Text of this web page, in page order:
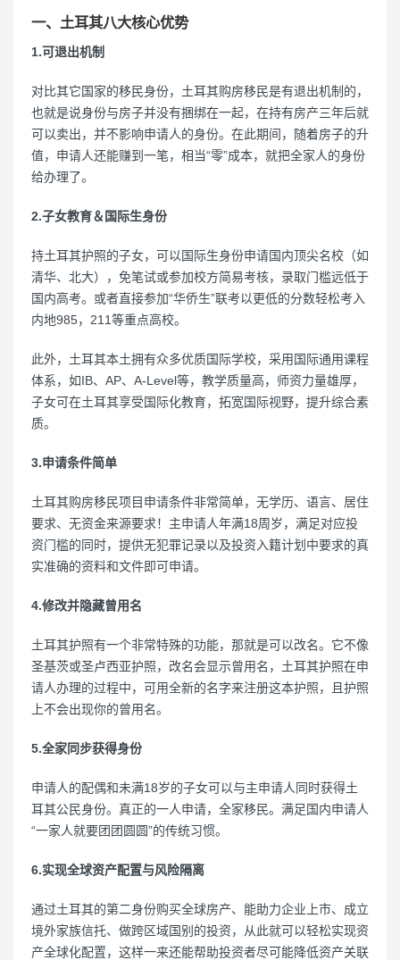
一、土耳其八大核心优势
1.可退出机制
对比其它国家的移民身份，土耳其购房移民是有退出机制的，
也就是说身份与房子并没有捆绑在一起，在持有房产三年后就
可以卖出，并不影响申请人的身份。在此期间，随着房子的升
值，申请人还能赚到一笔，相当“零”成本，就把全家人的身份
给办理了。
2.子女教育＆国际生身份
持土耳其护照的子女，可以国际生身份申请国内顶尖名校（如
清华、北大），免笔试或参加校方简易考核，录取门槛远低于
国内高考。或者直接参加“华侨生”联考以更低的分数轻松考入
内地985，211等重点高校。
此外，土耳其本土拥有众多优质国际学校，采用国际通用课程
体系，如IB、AP、A-Level等，教学质量高，师资力量雄厚，
子女可在土耳其享受国际化教育，拓宽国际视野，提升综合素
质。
3.申请条件简单
土耳其购房移民项目申请条件非常简单，无学历、语言、居住
要求、无资金来源要求！主申请人年满18周岁，满足对应投
资门槛的同时，提供无犯罪记录以及投资入籍计划中要求的真
实准确的资料和文件即可申请。
4.修改并隐藏曾用名
土耳其护照有一个非常特殊的功能，那就是可以改名。它不像
圣基茨或圣卢西亚护照，改名会显示曾用名，土耳其护照在申
请人办理的过程中，可用全新的名字来注册这本护照，且护照
上不会出现你的曾用名。
5.全家同步获得身份
申请人的配偶和未满18岁的子女可以与主申请人同时获得土
耳其公民身份。真正的一人申请，全家移民。满足国内申请人
“一家人就要团团圆圆”的传统习惯。
6.实现全球资产配置与风险隔离
通过土耳其的第二身份购买全球房产、能助力企业上市、成立
境外家族信托、做跨区域国别的投资，从此就可以轻松实现资
产全球化配置，这样一来还能帮助投资者尽可能降低资产关联